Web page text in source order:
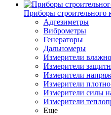
Приборы строительного
Адгезиметры
Виброметры
Генераторы
Дальномеры
Измерители
Измерители
Измерители
Измерители
Измерители силы
Измерители
Еще